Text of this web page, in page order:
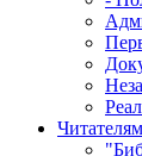
Читателям